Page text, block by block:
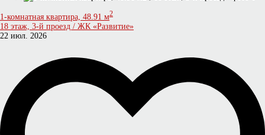
1-комнатная квартира, 48.91 м2
18 этаж, 3-й проезд / ЖК «Развитие»
22 июл. 2026